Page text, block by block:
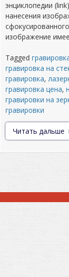
энциклопедии
нанесения
изображение
Tagged
гравировка на
гравировка,
гравировка цена,
гравировки на
гравировки
Читать дальше